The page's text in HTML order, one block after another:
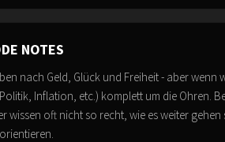
NOTES
nach Geld, Glück und Freiheit - aber
Inflation, etc.) komplett um die Ohren.
wissen oft nicht so recht, wie es weiter